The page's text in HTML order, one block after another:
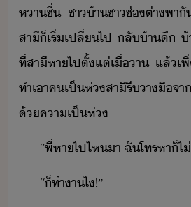
หาชื่​ ​ชา้า​ชา​ช่​ต่า​พา
สาี​็​เริ่​เปลี่ไป​ ​ลั้า​ึ​
ที่สาี​หา​ไป​ตั้แต่​เื่า​ ​แล้​เพิ่
ทำเา​ค​เป็ห่​สาี​รี​าื​จา
้​คาเป็ห่
​“​พี่​หา​ไป​ไห​า​ ​ฉั​โทร​หา​็​ไ
​“​็​ทำา​ไ​!​”​